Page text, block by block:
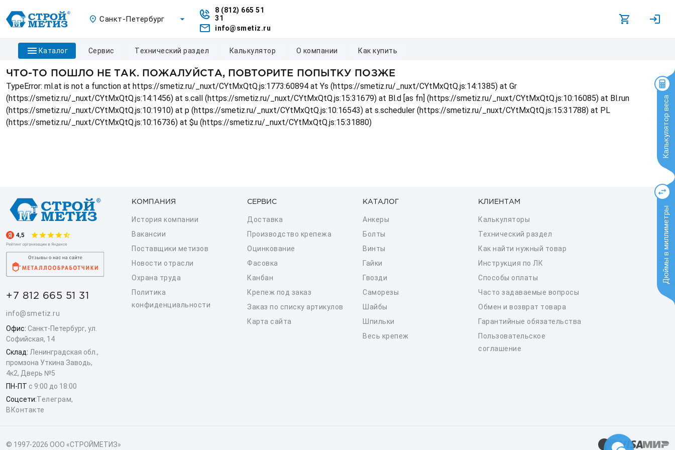
Калькулятор веса
Дюймы в миллиметры
Санкт-Петербург
8 (812) 665 51
31
info@smetiz.ru
каталог сервис технический раздел калькулятор о компании как купить
ЧТО-ТО ПОШЛО НЕ ТАК. ПОЖАЛУЙСТА, ПОВТОРИТЕ ПОПЫТКУ ПОЗЖЕ
TypeError: ml.at is not a function at https://smetiz.ru/_nuxt/CYtMxQtQ.js:1773:60894 at Ys (https://smetiz.ru/_nuxt/CYtMxQtQ.js:14:1385) at Gr
(https://smetiz.ru/_nuxt/CYtMxQtQ.js:14:1456) at s.call (https://smetiz.ru/_nuxt/CYtMxQtQ.js:15:31679) at Bl.d [as fn] (https://smetiz.ru/_nuxt/CYtMxQtQ.js:10:16085) at Bl.run
(https://smetiz.ru/_nuxt/CYtMxQtQ.js:10:1910) at p (https://smetiz.ru/_nuxt/CYtMxQtQ.js:10:16543) at s.scheduler (https://smetiz.ru/_nuxt/CYtMxQtQ.js:15:31788) at PL
(https://smetiz.ru/_nuxt/CYtMxQtQ.js:10:16736) at $u (https://smetiz.ru/_nuxt/CYtMxQtQ.js:15:31880)
+7 812 665 51 31
info@smetiz.ru
Офис: Санкт-Петербург, ул.
Софийская, 14
Склад: Ленинградская обл.,
промзона Уткина Заводь,
4к2, Дверь №5
ПН-ПТ с 9:00 до 18:00
Соцсети:Телеграм,
ВКонтакте
КОМПАНИЯ
История компании
Вакансии
Поставщики метизов
Новости отрасли
Охрана труда
Политика
конфиденциальности
СЕРВИС
Доставка
Производство крепежа
Оцинкование
Фасовка
Канбан
Крепеж под заказ
Заказ по списку артикулов
Карта сайта
КАТАЛОГ
Анкеры
Болты
Винты
Гайки
Гвозди
Саморезы
Шайбы
Шпильки
Весь крепеж
КЛИЕНТАМ
Калькуляторы
Технический раздел
Как найти нужный товар
Инструкция по ЛК
Способы оплаты
Часто задаваемые вопросы
Обмен и возврат товара
Гарантийные обязательства
Пользовательское
соглашение
© 1997-2026 ООО «СТРОЙМЕТИЗ»